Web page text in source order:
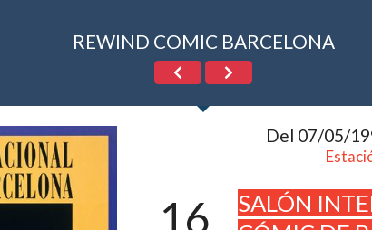
REWIND COMIC BARCELONA
Del 07/05/
16
SALÓN